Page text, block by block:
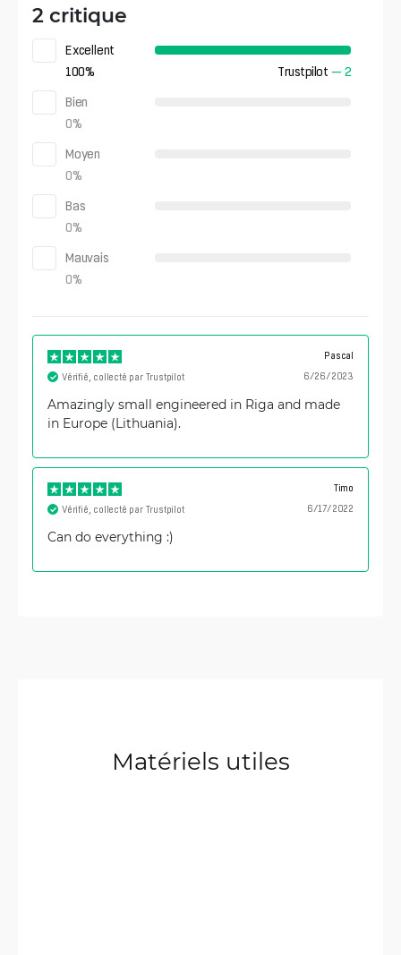
2 critique
Excellent
100% Trustpilot — 2
Bien
0%
Moyen
0%
Bas
0%
Mauvais
0%
Pascal
6/26/2023
Vérifié, collecté par Trustpilot
Amazingly small engineered in Riga and made
in Europe (Lithuania).
Timo
6/17/2022
Vérifié, collecté par Trustpilot
Can do everything :)
Matériels utiles